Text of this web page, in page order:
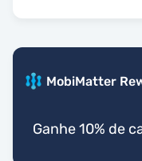
MobiMatter
Ganhe 10% de